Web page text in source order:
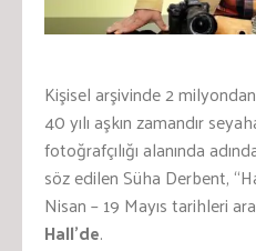
Kişisel arşivinde 2
40 yılı aşkın zamandır
fotoğrafçılığı alanında
söz edilen Süha Derbent,
Nisan – 19 Mayıs tarihleri
Hall’de.